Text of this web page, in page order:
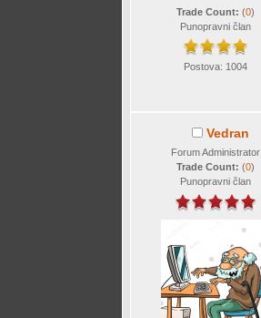
Trade Count:(0)
Punopravni član
Postova: 1004
Vedran
Forum Administrator
Trade Count:(0)
Punopravni član